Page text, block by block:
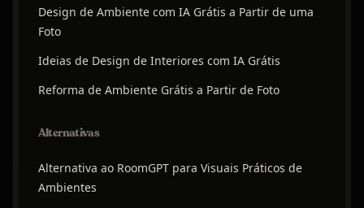
Design de Ambiente com IA Grátis a Partir de uma
Foto
Ideias de Design de Interiores com IA Grátis
Reforma de Ambiente Grátis a Partir de Foto
Alternativas
Alternativa ao RoomGPT para Visuais Práticos de
Ambientes